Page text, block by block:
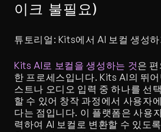
이크 불필요)
튜토리얼: Kits에서 AI 보컬 생성하
Kits AI로 보컬을 생성하는 것은
한 프로세스입니다. Kits AI의 뛰
스트나 오디오 입력 중 하나를 선
할 수 있어 창작 과정에서 사용자
다는 점입니다. 이 플랫폼은 사용
력하여 AI 보컬로 변환할 수 있도